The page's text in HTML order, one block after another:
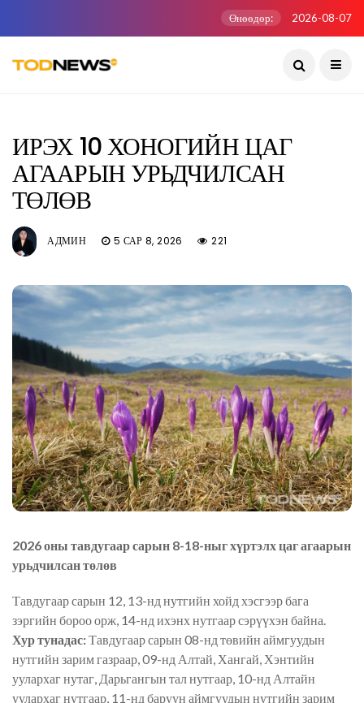
Өнөөдөр: 2026-08-07
ИРЭХ 10 ХОНОГИЙН ЦАГ
АГААРЫН УРЬДЧИЛСАН
ТӨЛӨВ
АДМИН 5 САР 8, 2026 221
2026 оны тавдугаар сарын 8-18-ныг хүртэлх цаг агаарын
урьдчилсан төлөв
Тавдугаар сарын 12, 13-нд нутгийн хойд хэсгээр бага
зэргийн бороо орж, 14-нд ихэнх нутгаар сэрүүхэн байна.
Хур тунадас:Тавдугаар сарын 08-нд төвийн аймгуудын
нутгийн зарим газраар, 09-нд Алтай, Хангай, Хэнтийн
уулархаг нутаг, Дарьгангын тал нутгаар, 10-нд Алтайн
уулархаг нутгаар, 11-нд баруун аймгуудын нутгийн зарим